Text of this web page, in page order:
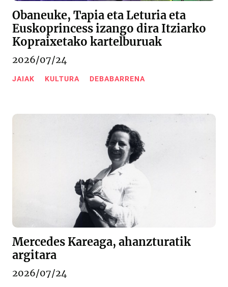
Obaneuke, Tapia eta Leturia eta
Euskoprincess izango dira Itziarko
Kopraixetako kartelburuak
2026/07/24
JAIAK KULTURA DEBABARRENA
Mercedes Kareaga, ahanzturatik
argitara
2026/07/24